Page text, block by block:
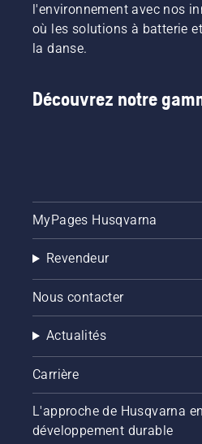
l'environnement avec nos
où les solutions à batterie
la danse.
Découvrez notre
MyPages Husqvarna
Revendeur
Nous contacter
Actualités
Carrière
L'approche de Husqvarna
développement durable